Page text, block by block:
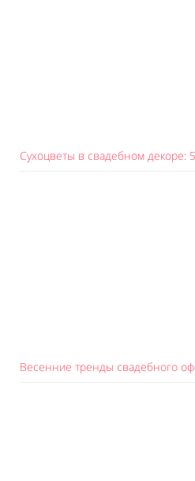
Сухоцветы в свадебном декоре:
Весенние тренды свадебного